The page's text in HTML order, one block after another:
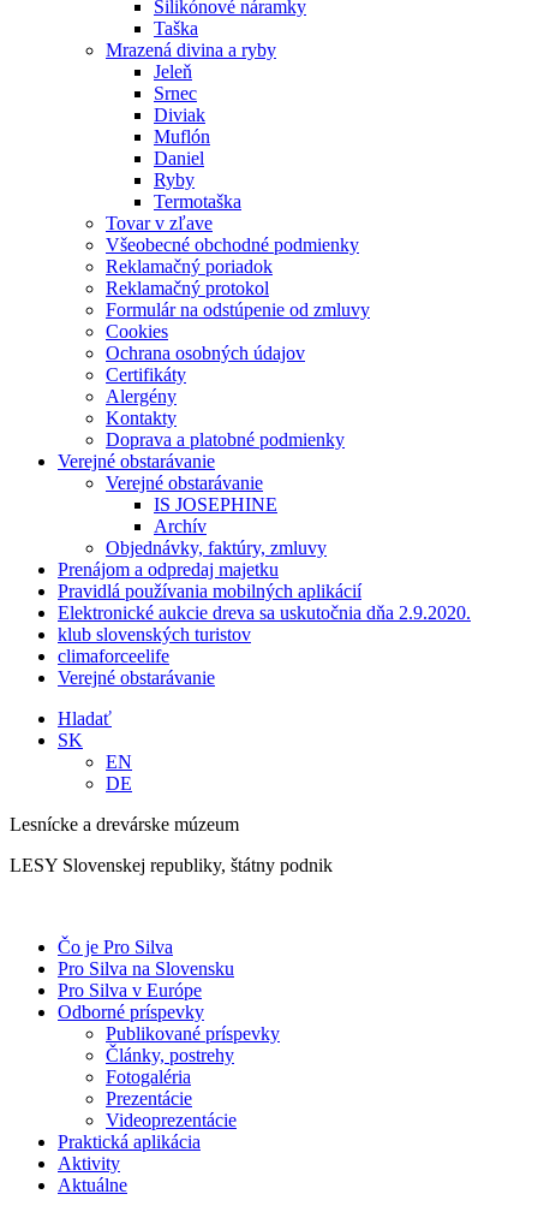
Silikónové náramky
Taška
Mrazená divina a ryby
Jeleň
Srnec
Diviak
Muflón
Daniel
Ryby
Termotaška
Tovar v zľave
Všeobecné obchodné podmienky
Reklamačný poriadok
Reklamačný protokol
Formulár na odstúpenie od zmluvy
Cookies
Ochrana osobných údajov
Certifikáty
Alergény
Kontakty
Doprava a platobné podmienky
Verejné obstarávanie
Verejné obstarávanie
IS JOSEPHINE
Archív
Objednávky, faktúry, zmluvy
Prenájom a odpredaj majetku
Pravidlá používania mobilných aplikácií
Elektronické aukcie dreva sa uskutočnia dňa 2.9.2020.
klub slovenských turistov
climaforceelife
Verejné obstarávanie
Hladať
SK
EN
DE
Lesnícke a drevárske múzeum
LESY Slovenskej republiky, štátny podnik
Čo je Pro Silva
Pro Silva na Slovensku
Pro Silva v Európe
Odborné príspevky
Publikované príspevky
Články, postrehy
Fotogaléria
Prezentácie
Videoprezentácie
Praktická aplikácia
Aktivity
Aktuálne